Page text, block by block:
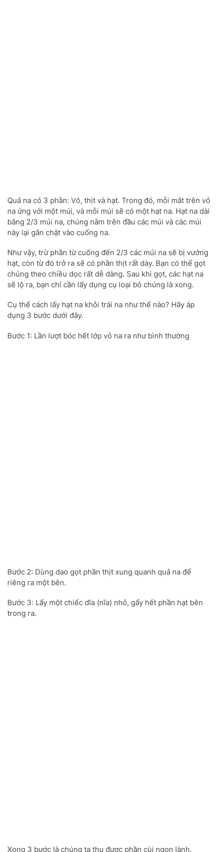
Quả na có 3 phần: Vỏ, thịt và hạt. Trong đó, mỗi mắt trên vỏ
na ứng với một múi, và mỗi múi sẽ có một hạt na. Hạt na dài
bằng 2/3 múi na, chúng nằm trên đầu các múi và các múi
này lại gắn chặt vào cuống na.
Như vậy, trừ phần từ cuống đến 2/3 các múi na sẽ bị vướng
hạt, còn từ đó trở ra sẽ có phần thịt rất dày. Bạn có thể gọt
chúng theo chiều dọc rất dễ dàng. Sau khi gọt, các hạt na
sẽ lộ ra, bạn chỉ cần lấy dụng cụ loại bỏ chúng là xong.
Cụ thể cách lấy hạt na khỏi trái na như thế nào? Hãy áp
dụng 3 bước dưới đây.
Bước 1: Lần lượt bóc hết lớp vỏ na ra như bình thường
Bước 2: Dùng dao gọt phần thịt xung quanh quả na để
riêng ra một bên.
Bước 3: Lấy một chiếc dĩa (nĩa) nhỏ, gẩy hết phần hạt bên
trong ra.
Xong 3 bước là chúng ta thu được phần cùi ngon lành.